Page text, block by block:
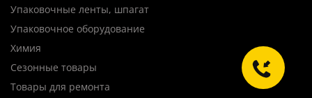
Упаковочные ленты, шпагат
Упаковочное оборудование
Химия
Сезонные товары
Товары для ремонта